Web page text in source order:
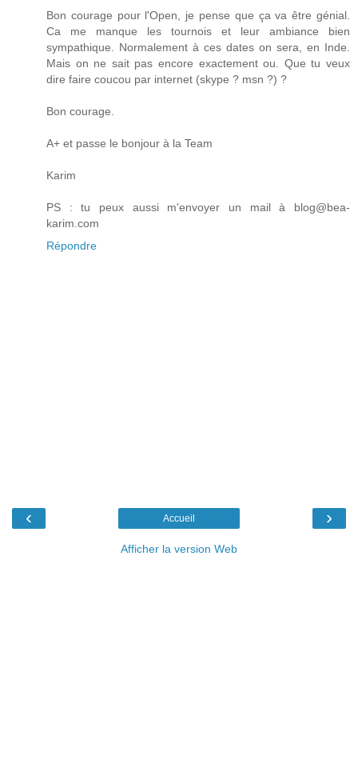
Bon courage pour l'Open, je pense que ça va être génial.
Ca me manque les tournois et leur ambiance bien
sympathique. Normalement à ces dates on sera, en Inde.
Mais on ne sait pas encore exactement ou. Que tu veux
dire faire coucou par internet (skype ? msn ?) ?
Bon courage.
A+ et passe le bonjour à la Team
Karim
PS : tu peux aussi m'envoyer un mail à blog@bea-
karim.com
Répondre
‹ ›
Accueil
Afficher la version Web